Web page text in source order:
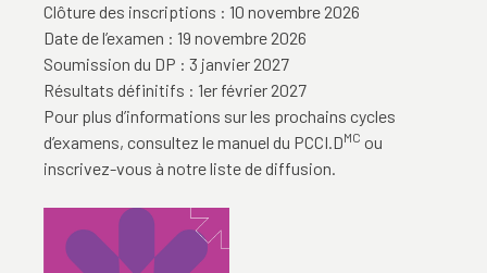
Clôture des inscriptions : 10 novembre 2026
Date de l’examen : 19 novembre 2026
Soumission du DP : 3 janvier 2027
Résultats définitifs : 1er février 2027
Pour plus d’informations sur les prochains cycles
d’examens, consultez le manuel du PCCI.DMC ou
inscrivez-vous à notre liste de diffusion.